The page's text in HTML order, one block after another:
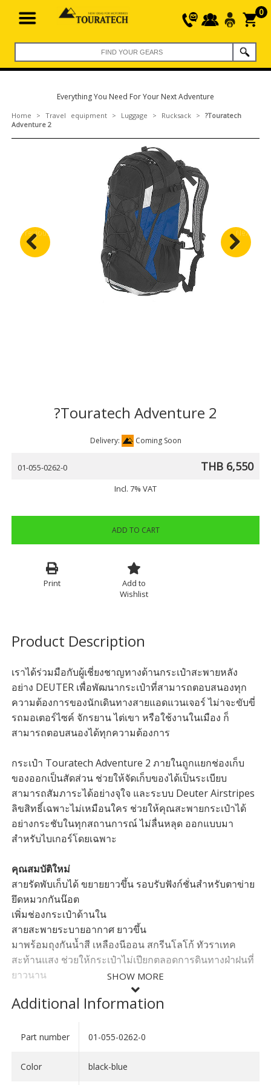
0
Everything You Need For Your Next Adventure
Home > Travel equipment> Luggage > Rucksack> ?Touratech
Adventure 2
Previous Next
?Touratech Adventure 2
Delivery: Coming Soon
01-055-0262-0 THB 6,550
Incl. 7% VAT
ADD TO CART
Print
Add to
Wishlist
Product Description
เราได้ร่วมมือกับผู้เชี่ยงชาญทางด้านกระเป๋าสะพายหลัง
อย่าง DEUTER เพื่อพัฒนากระเป๋าที่สามารถตอบสนองทุก
ความต้องการของนักเดินทางสายแอดแวนเจอร์ ไม่าจะขับขี่
รถมอเตอร์ไซค์ จักรยาน ไต่เขา หรือใช้งานในเมือง ก็
สามารถตอบสนองได้ทุกความต้องการ
กระเป๋า Touratech Adventure 2 ภายในถูกแยกช่องเก็บ
ของออกเป็นสัดส่วน ช่วยให้จัดเก็บของได้เป็นระเบียบ
สามารถสัมภาระได้อย่างจุใจ และระบบ Deuter Airstripes
ลิขสิทธิ์เฉพาะไม่เหมือนใคร ช่วยให้คุณสะพายกระเป๋าได้
อย่างกระชับในทุกสถานการณ์ ไม่ลื่นหลุด ออกแบบมา
สำหรับไบเกอร์โดยเฉพาะ
คุณสมบัติใหม่
สายรัดพับเก็บได้ ขยายยาวขึ้น รอบรับฟังก์ชั่นสำหรับตาข่าย
ยึดหมวกกันน๊อต
เพิ่มช่องกระเป๋าด้านใน
สายสะพายระบายอากาศ ยาวขึ้น
มาพร้อมถุงกันน้ำสี เหลืองนีออน สกรีนโลโก้ ทัวราเทค
สะท้านแสง ช่วยให้กระเป๋าไม่เปียกตลอดการดินทางฝ่าฝนที่
ยาวนาน
ความจุ ; 30 ลิตร
วัสดุ : 210d Nylon, Super-Polytex 600d Polyester
SHOW MORE
SHOW LESS
Additional Information
Part number 01-055-0262-0
Color black-blue